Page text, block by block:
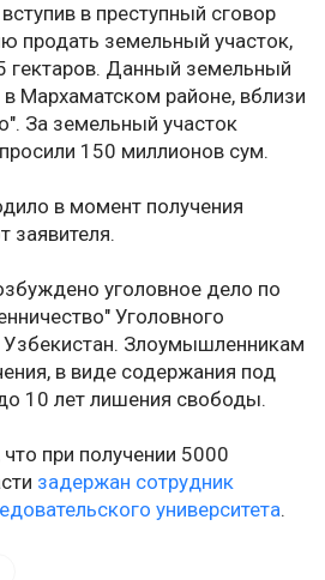
в преступный сговор
продать земельный участок,
Данный земельный
Мархаматском районе, вблизи
За земельный участок
150 миллионов сум.
в момент получения
заявителя.
уголовное дело по
Уголовного
Узбекистан. Злоумышленникам
в виде содержания под
10 лет лишения свободы.
при получении 5000
задержан сотрудник
университета.